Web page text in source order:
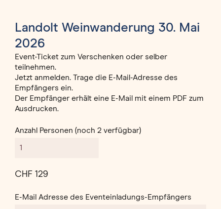
Landolt Weinwanderung 30. Mai
2026
Event-Ticket zum Verschenken oder selber
teilnehmen.
Jetzt anmelden. Trage die E-Mail-Adresse des
Empfängers ein.
Der Empfänger erhält eine E-Mail mit einem PDF zum
Ausdrucken.
Anzahl Personen (noch 2 verfügbar)
CHF 129
E-Mail Adresse des Eventeinladungs-Empfängers